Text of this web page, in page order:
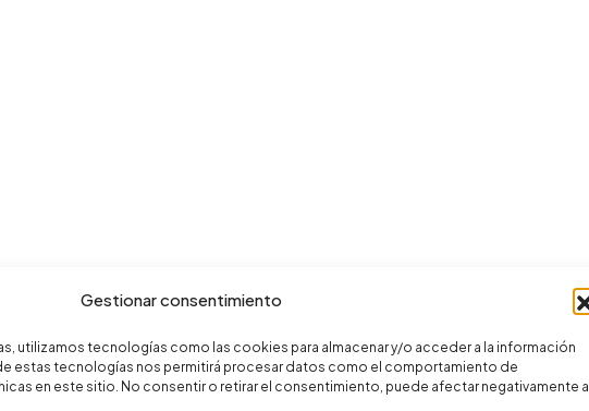
Gestionar consentimiento
utilizamos tecnologías como las cookies para almacenar y/o acceder a la información
estas tecnologías nos permitirá procesar datos como el comportamiento de
en este sitio. No consentir o retirar el consentimiento, puede afectar negativamente a